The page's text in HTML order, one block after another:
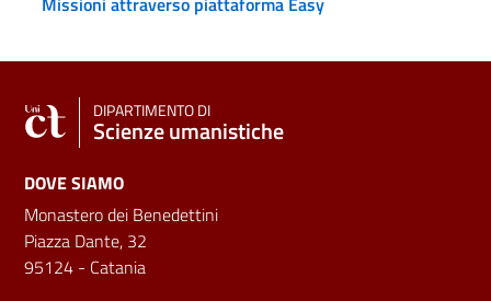
DIPARTIMENTO DI
Scienze umanistiche
DOVE SIAMO
Monastero dei Benedettini
Piazza Dante, 32
95124 - Catania